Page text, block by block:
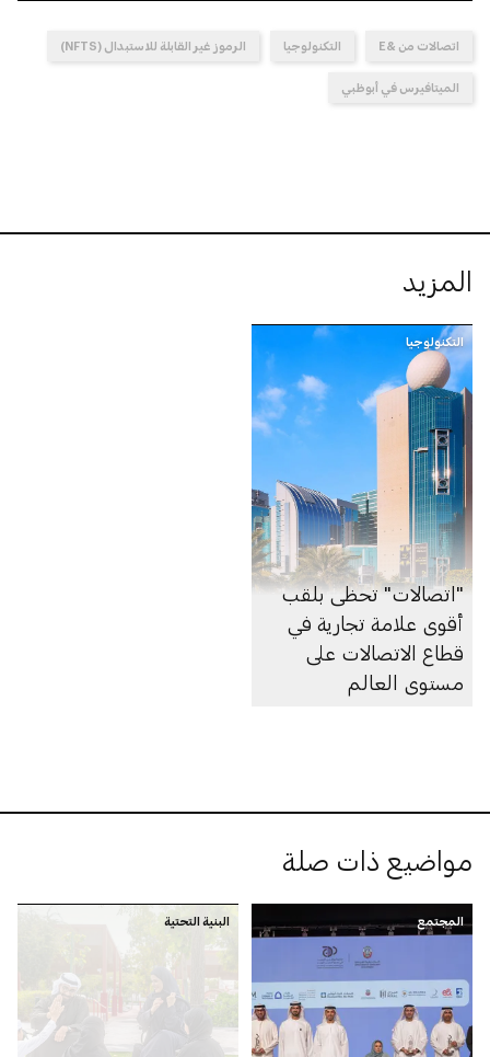
اتصالات من &E التكنولوجيا الرموز غير القابلة للاستبدال (NFTS)
الميتافيرس في أبوظبي
المزيد
التكنولوجيا
"اتصالات" تحظى بلقب
أقوى علامة تجارية في
قطاع الاتصالات على
مستوى العالم
مواضيع ذات صلة
المجتمع البنية التحتية